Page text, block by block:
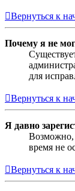
Вернуться к
Почему я не
для
Вернуться к
Я давно
Возможно,
время не
Вернуться к